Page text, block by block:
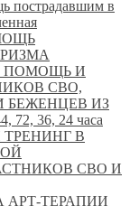
пострадавшим в
ПОМОЩЬ И
СВО,
БЕЖЕНЦЕВ ИЗ
36, 24 часа
В
СВО И
АРТ-ТЕРАПИИ